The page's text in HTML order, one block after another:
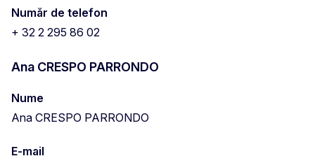
Număr de telefon
+ 32 2 295 86 02
Ana CRESPO PARRONDO
Nume
Ana CRESPO PARRONDO
E-mail